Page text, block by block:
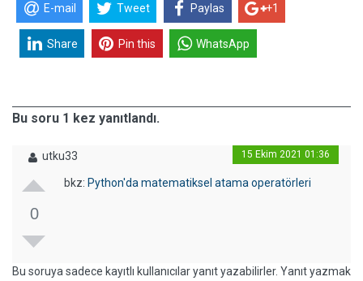
E-mail Tweet Paylas +1
Share Pin this WhatsApp
Bu soru 1 kez yanıtlandı.
utku33 15 Ekim 2021 01:36
0
bkz: Python'da matematiksel atama operatörleri
Bu soruya sadece kayıtlı kullanıcılar yanıt yazabilirler. Yanıt yazmak